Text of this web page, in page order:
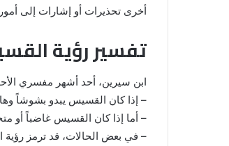
أخرى تحذيرات أو إشارات إلى
تفسير رؤية
ابن سيرين، أحد أشهر مفسري
– إذا كان القسيس يبدو بشوشاً
– أما إذا كان القسيس غاضباً أو
– في بعض الحالات، قد ترمز
شي
من
في
المنام